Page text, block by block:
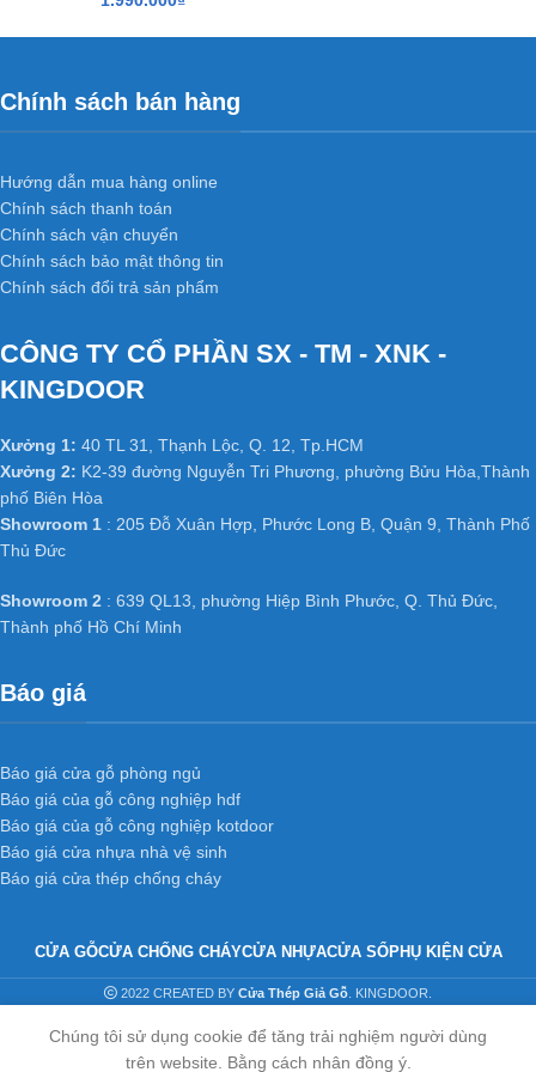
Kích thước tiêu chuẩn: 800 x 2.100mm hoặc 900 x 2.200mm
Quý khách vui lòng liên hệ ngay để được tư vấn.
HỆ THỐNG XƯỞNG SẢN XUẤT
Xưởng 1 : 35/T2 Vườn Lài, P. An Phú Đông, Q. 12,
Xưởng 2 :Số 361 TX25, Phường Thạnh Xuân, Q12, TP.
Xưởng 3 :K2-39, Tổ 48, KP 3, Nguyễn Tri Phương,
Web:cuanhuacomposite.net–kingdoor.com.vn–
hoabinhdoor.com
Email : dongpham.hoabinhdoor@gmail.com
Chính sách bán hàng
Hướng dẫn mua hàng online
Chính sách thanh toán
Chính sách vận chuyển
Chính sách bảo mật thông tin
Chính sách đổi trả sản phẩm
CÔNG TY CỔ PHẦN SX - TM - XNK -
KINGDOOR
Xưởng 1: 40 TL 31, Thạnh Lộc, Q. 12, Tp.HCM
Xưởng 2: K2-39 đường Nguyễn Tri Phương, phường Bửu Hòa,Thành
phố Biên Hòa
Showroom 1 : 205 Đỗ Xuân Hợp, Phước Long B, Quận 9, Thành Phố
Thủ Đức
Showroom 2 : 639 QL13, phường Hiệp Bình Phước, Q. Thủ Đức,
Thành phố Hồ Chí Minh
Báo giá
Báo giá cửa gỗ phòng ngủ
Báo giá của gỗ công nghiệp hdf
Báo giá của gỗ công nghiệp kotdoor
Báo giá cửa nhựa nhà vệ sinh
Báo giá cửa thép chống cháy
CỬA GỖCỬA CHỐNG CHÁYCỬA NHỰACỬA SỔPHỤ KIỆN CỬA
2022 CREATED BY Cửa Thép Giả Gỗ . KINGDOOR.
Chúng tôi sử dụng cookie để tăng trải nghiệm người dùng
trên website. Bằng cách nhân đồng ý.